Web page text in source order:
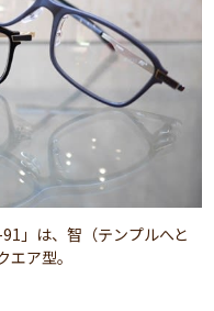
」は、智（テンプルへと
ア型。